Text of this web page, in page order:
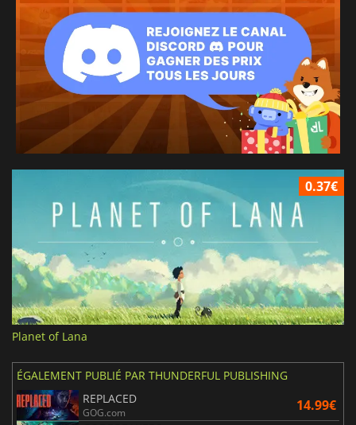
0.37€
Planet of Lana
ÉGALEMENT PUBLIÉ PAR THUNDERFUL PUBLISHING
REPLACED
GOG.com 14.99€